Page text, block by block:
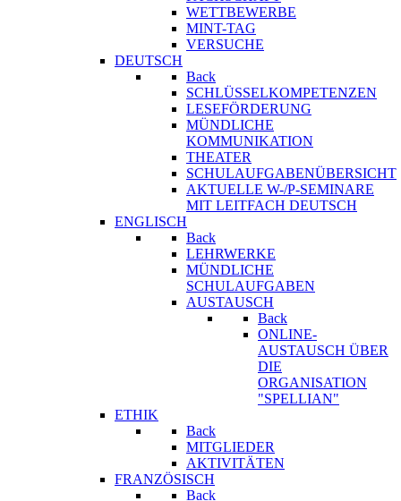
WETTBEWERBE
MINT-TAG
VERSUCHE
DEUTSCH
Back
SCHLÜSSELKOMPETENZEN
LESEFÖRDERUNG
MÜNDLICHE
KOMMUNIKATION
THEATER
SCHULAUFGABENÜBERSICHT
AKTUELLE W-/P-SEMINARE
MIT LEITFACH DEUTSCH
ENGLISCH
Back
LEHRWERKE
MÜNDLICHE
SCHULAUFGABEN
AUSTAUSCH
Back
ONLINE-
AUSTAUSCH ÜBER
DIE
ORGANISATION
"SPELLIAN"
ETHIK
Back
MITGLIEDER
AKTIVITÄTEN
FRANZÖSISCH
Back